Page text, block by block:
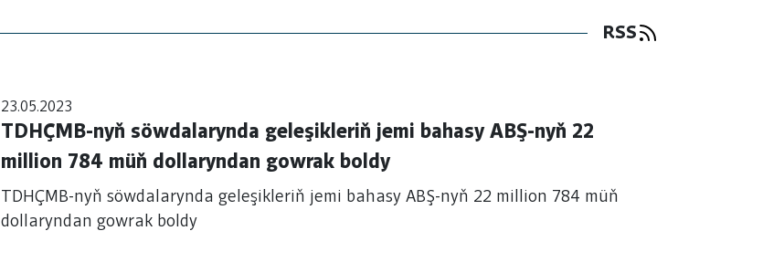
RSS
23.05.2023
TDHÇMB-nyň söwdalarynda geleşikleriň jemi bahasy ABŞ-nyň 22
million 784 müň dollaryndan gowrak boldy
TDHÇMB-nyň söwdalarynda geleşikleriň jemi bahasy ABŞ-nyň 22 million 784 müň
dollaryndan gowrak boldy